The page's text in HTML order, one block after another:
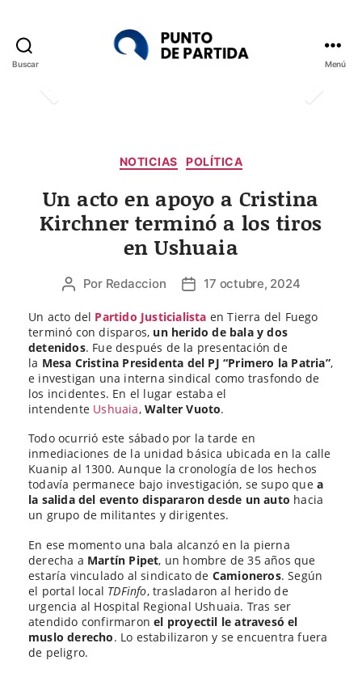
Buscar Menú
Categorías
NOTICIAS POLÍTICA
Un acto en apoyo a Cristina
Kirchner terminó a los tiros
en Ushuaia
Autor
la
entrada
Por Redaccion
Fecha
la
entrada
17 octubre, 2024
Un acto del Partido Justicialista en Tierra del Fuego
terminó con disparos, un herido de bala y dos
detenidos. Fue después de la presentación de
la Mesa Cristina Presidenta del PJ “Primero la Patria”,
e investigan una interna sindical como trasfondo de
los incidentes. En el lugar estaba el
intendente Ushuaia,Walter Vuoto.
Todo ocurrió este sábado por la tarde en
inmediaciones de la unidad básica ubicada en la calle
Kuanip al 1300. Aunque la cronología de los hechos
todavía permanece bajo investigación, se supo quea
la salida del evento dispararon desde un auto hacia
un grupo de militantes y dirigentes.
En ese momento una bala alcanzó en la pierna
derecha a Martín Pipet, un hombre de 35 años que
estaría vinculado al sindicato de Camioneros. Según
el portal local TDFinfo, trasladaron al herido de
urgencia al Hospital Regional Ushuaia. Tras ser
atendido confirmaronel proyectil le atravesó el
muslo derecho. Lo estabilizaron y se encuentra fuera
de peligro.